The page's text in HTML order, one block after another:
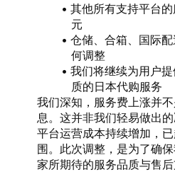
其他所有支持平台
元
仓储、合箱、国际
何调整
我们将继续为用户
质的日本代购服务
我们深知，服务费上涨并
息。这并非我们轻易做出
平台运营成本持续增加，
围。此次调整，是为了确
家所期待的服务品质与售后